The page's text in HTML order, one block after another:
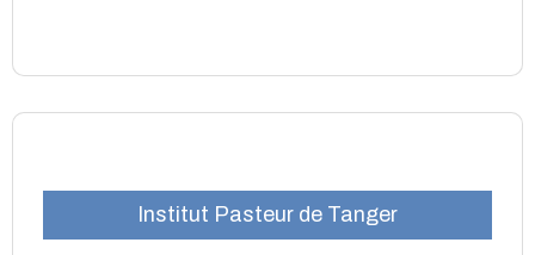
Institut Pasteur de Tanger